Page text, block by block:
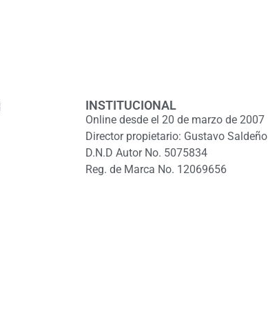
INSTITUCIONAL
Online desde el 20 de marzo de 2007
Director propietario: Gustavo Saldeño
D.N.D Autor No. 5075834
Reg. de Marca No. 12069656